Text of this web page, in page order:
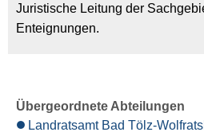
Juristische Leitung der
Enteignungen.
Übergeordnete Abteilungen
Landratsamt Bad Tölz-